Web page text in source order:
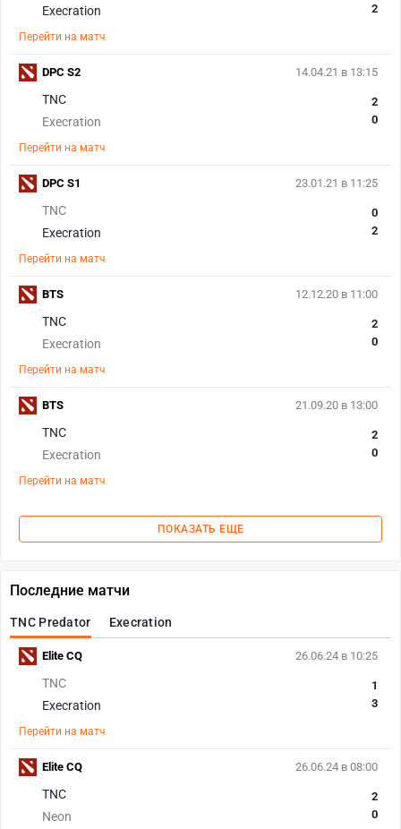
Execration
2
Перейти на матч
14.04.21 в 13:15
TNC
Execration
2
0
Перейти на матч
DPC S2
23.01.21 в 11:25
TNC
Execration
0
2
Перейти на матч
DPC S1
12.12.20 в 11:00
TNC
Execration
2
0
Перейти на матч
BTS
21.09.20 в 13:00
TNC
Execration
2
0
Перейти на матч
BTS
ПОКАЗАТЬ ЕЩЕ
Последние матчи
TNC Predator Execration
26.06.24 в 10:25
TNC
Execration
1
3
Перейти на матч
Elite CQ
26.06.24 в 08:00
TNC
Neon
2
0
Elite CQ